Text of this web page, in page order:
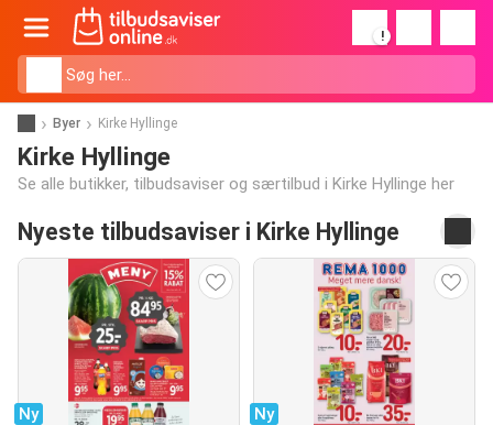
!
Byer Kirke Hyllinge
Kirke Hyllinge
Se alle butikker, tilbudsaviser og særtilbud i Kirke Hyllinge her
Nyeste tilbudsaviser i Kirke Hyllinge
Ny Ny